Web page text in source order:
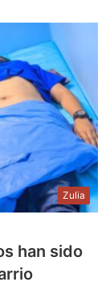
Zulia
han sido